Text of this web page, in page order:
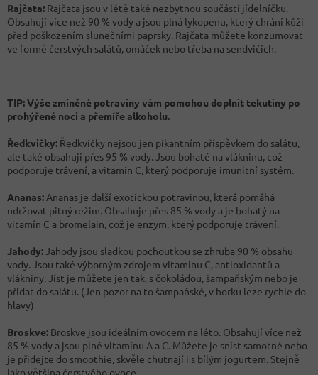
Rajčata: Rajčata jsou v létě také nezbytnou součástí jídelníčku.
Obsahují více než 90 % vody a jsou plná lykopenu, který chrání kůži
před poškozením slunečními paprsky. Rajčata můžete konzumovat
ve formě čerstvých salátů, omáček nebo třeba na sendvičích.
TIP: Výše zmíněné potraviny vám pomohou doplnit tekutiny po
prohýřené noci a přemíře alkoholu.
Ředkvičky: Ředkvičky nejsou jen pikantním příspěvkem do salátu,
ale také obsahují přes 95 % vody. Jsou bohaté na vlákninu, což
podporuje trávení, a vitamín C, který podporuje imunitní systém.
Ananas: Ananas je další exotickou potravinou, která pomáhá
udržovat pitný režim. Obsahuje přes 85 % vody a je bohatý na
vitamín C a bromelain, což je enzym, který podporuje trávení.
Jahody:Jahody jsou sladkou pochoutkou se zhruba 90 % obsahu
vody. Jsou také výborným zdrojem vitamínu C, antioxidantů a
vlákniny. Jíst je můžete jen tak, s čokoládou, šampaňským nebo je
přidat do salátu. (Jen pozor na to šampaňské, v horku leze rychle do
hlavy)
Broskve: Broskve jsou ideálním ovocem na léto. Obsahují více než
85 % vody a jsou plné vitamínu A a C. Můžete je sníst samotné nebo
je přidejte do smoothie, skvěle chutnají i s bílým jogurtem. Stejně
jako většina čerstvého ovoce.